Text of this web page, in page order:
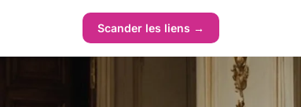
Scander les liens →